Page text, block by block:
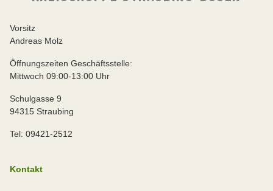
Vorsitz
Andreas Molz
Öffnungszeiten Geschäftsstelle:
Mittwoch 09:00-13:00 Uhr
Schulgasse 9
94315 Straubing
Tel: 09421-2512
Kontakt